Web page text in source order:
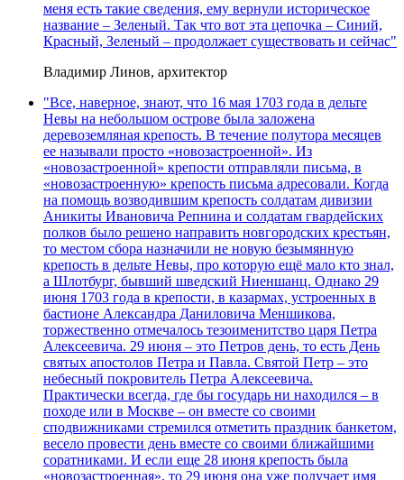
меня есть такие сведения, ему вернули историческое
название – Зеленый. Так что вот эта цепочка – Синий,
Красный, Зеленый – продолжает существовать и сейчас"
Владимир Линов, архитектор
"Все, наверное, знают, что 16 мая 1703 года в дельте
Невы на небольшом острове была заложена
деревоземляная крепость. В течение полутора месяцев
ее называли просто «новозастроенной». Из
«новозастроенной» крепости отправляли письма, в
«новозастроенную» крепость письма адресовали. Когда
на помощь возводившим крепость солдатам дивизии
Аникиты Ивановича Репнина и солдатам гвардейских
полков было решено направить новгородских крестьян,
то местом сбора назначили не новую безымянную
крепость в дельте Невы, про которую ещё мало кто знал,
а Шлотбург, бывший шведский Ниеншанц. Однако 29
июня 1703 года в крепости, в казармах, устроенных в
бастионе Александра Даниловича Меншикова,
торжественно отмечалось тезоименитство царя Петра
Алексеевича. 29 июня – это Петров день, то есть День
святых апостолов Петра и Павла. Святой Петр – это
небесный покровитель Петра Алексеевича.
Практически всегда, где бы государь ни находился – в
походе или в Москве – он вместе со своими
сподвижниками стремился отметить праздник банкетом,
весело провести день вместе со своими ближайшими
соратниками. И если еще 28 июня крепость была
«новозастроенная», то 29 июня она уже получает имя